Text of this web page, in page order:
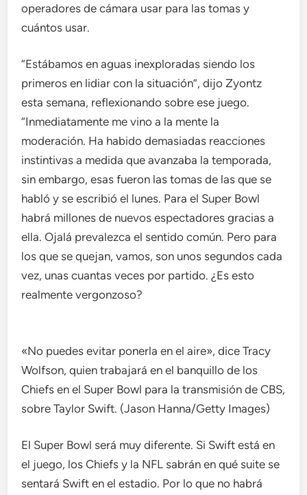
operadores de cámara usar para las tomas y
cuántos usar.
“Estábamos en aguas inexploradas siendo los
primeros en lidiar con la situación”, dijo Zyontz
esta semana, reflexionando sobre ese juego.
“Inmediatamente me vino a la mente la
moderación. Ha habido demasiadas reacciones
instintivas a medida que avanzaba la temporada,
sin embargo, esas fueron las tomas de las que se
habló y se escribió el lunes. Para el Super Bowl
habrá millones de nuevos espectadores gracias a
ella. Ojalá prevalezca el sentido común. Pero para
los que se quejan, vamos, son unos segundos cada
vez, unas cuantas veces por partido. ¿Es esto
realmente vergonzoso?
«No puedes evitar ponerla en el aire», dice Tracy
Wolfson, quien trabajará en el banquillo de los
Chiefs en el Super Bowl para la transmisión de CBS,
sobre Taylor Swift. (Jason Hanna/Getty Images)
El Super Bowl será muy diferente. Si Swift está en
el juego, los Chiefs y la NFL sabrán en qué suite se
sentará Swift en el estadio. Por lo que no habrá